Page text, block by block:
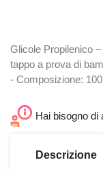
Glicole Propilenico
tappo a prova di
- Composizione:
Hai bisogno di
Descrizione